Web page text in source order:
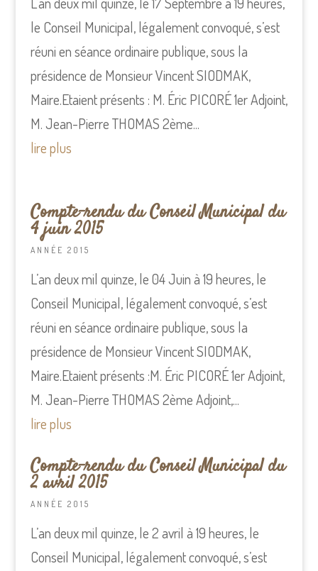
le Conseil Municipal, légalement convoqué, s’est
réuni en séance ordinaire publique, sous la
présidence de Monsieur Vincent SIODMAK,
Maire.Etaient présents : M. Éric PICORÉ 1er Adjoint,
M. Jean-Pierre THOMAS 2ème...
lire plus
Compte-rendu du Conseil Municipal du
4 juin 2015
ANNÉE 2015
L’an deux mil quinze, le 04 Juin à 19 heures, le
Conseil Municipal, légalement convoqué, s’est
réuni en séance ordinaire publique, sous la
présidence de Monsieur Vincent SIODMAK,
Maire.Etaient présents :M. Éric PICORÉ 1er Adjoint,
M. Jean-Pierre THOMAS 2ème Adjoint,...
lire plus
Compte-rendu du Conseil Municipal du
2 avril 2015
ANNÉE 2015
L’an deux mil quinze, le 2 avril à 19 heures, le
Conseil Municipal, légalement convoqué, s’est